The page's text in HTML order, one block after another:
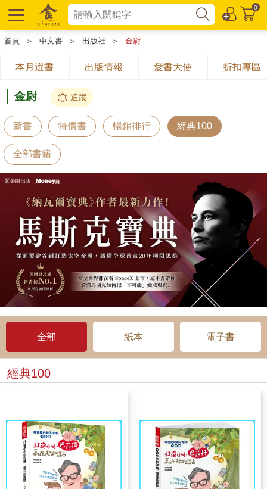
0
首頁 ＞ 中文書 ＞ 出版社 ＞ 金尉
本月選書 出版情報 愛書大使 折扣專區
金尉 追蹤
新書 特價書 暢銷排行 經典100
全部書籍
全部 紙本 電子書
經典100